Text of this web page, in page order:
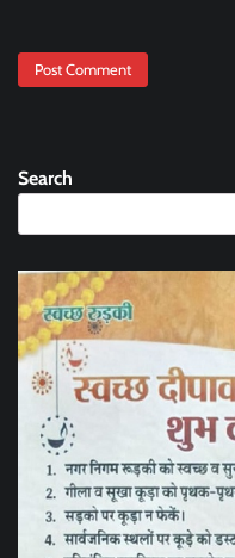
Search